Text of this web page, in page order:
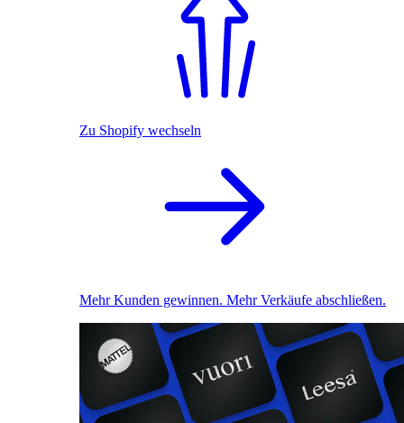
Zu Shopify wechseln
Mehr Kunden gewinnen. Mehr Verkäufe abschließen.